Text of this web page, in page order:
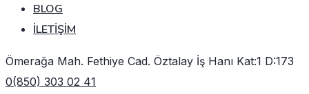
BLOG
İLETIŞIM
Ömerağa Mah. Fethiye Cad. Öztalay İş Hanı Kat:1 D:173
0(850) 303 02 41